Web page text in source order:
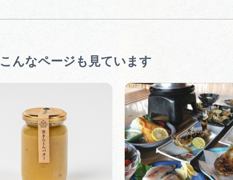
こんなページも見ています